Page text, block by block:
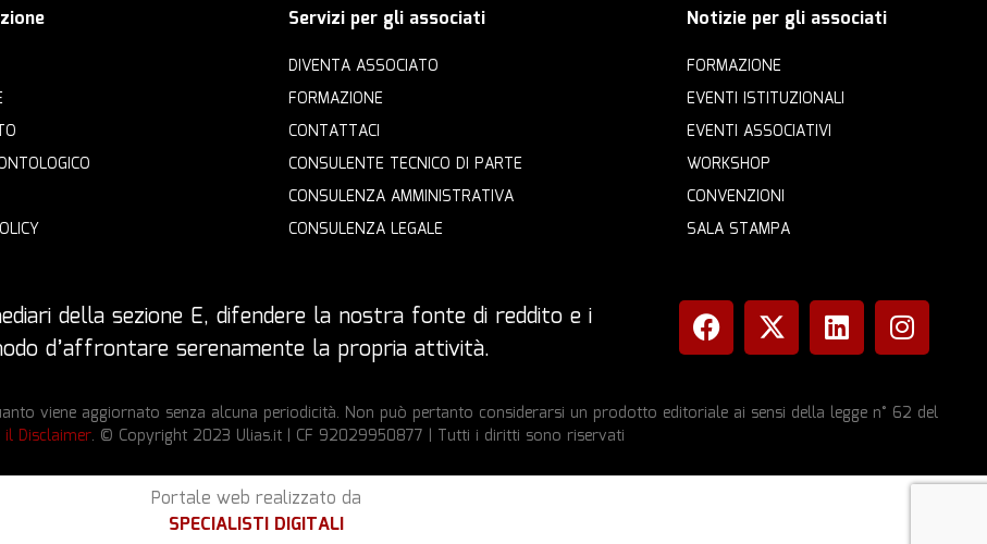
Servizi per gli associati
DIVENTA ASSOCIATO
FORMAZIONE
CONTATTACI
CONSULENTE TECNICO DI PARTE
CONSULENZA AMMINISTRATIVA
CONSULENZA LEGALE
Notizie per gli associati
FORMAZIONE
EVENTI ISTITUZIONALI
EVENTI ASSOCIATIVI
WORKSHOP
CONVENZIONI
SALA STAMPA
della sezione E, difendere la nostra fonte di reddito e i
d’affrontare serenamente la propria attività.
viene aggiornato senza alcuna periodicità. Non può pertanto considerarsi un prodotto editoriale ai sensi della legge n° 62 del
il Disclaimer. © Copyright 2023 Ulias.it | CF 92029950877 | Tutti i diritti sono riservati
Portale web realizzato da
SPECIALISTI DIGITALI